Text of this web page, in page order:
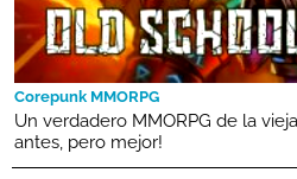
Corepunk MMORPG
Un verdadero MMORPG de la
antes, pero mejor!